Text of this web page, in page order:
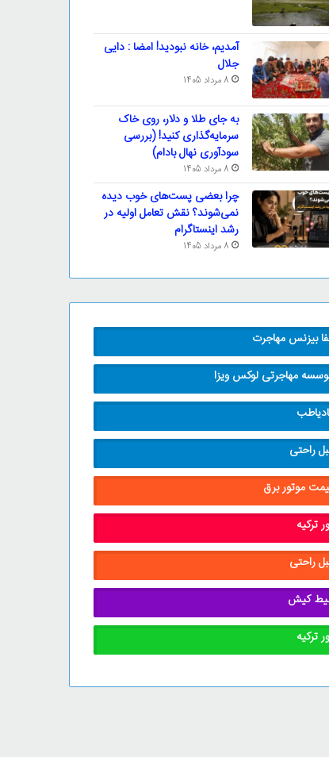
آمدیم، خانه نبودید! امضا : دایی
جلال
8 مرداد 1405
به جای طلا و دلار، روی خاک
سرمایه‌گذاری کنید! (بررسی
سودآوری نهال بادام)
8 مرداد 1405
چرا بعضی پست‌های خوب دیده
نمی‌شوند؟ نقش تعامل اولیه در
رشد اینستاگرام
8 مرداد 1405
بیزنس مهاجرت
مهاجرتی لوکس ویزا
راحتی
موتور برق
ترکیه
راحتی
کیش
ترکیه